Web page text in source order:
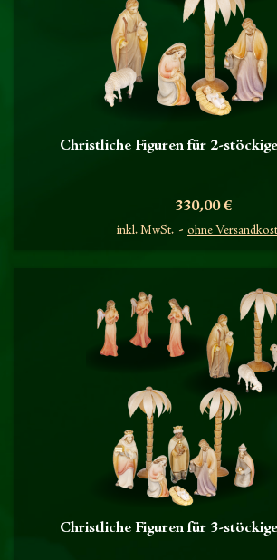
Christliche Figuren für 2-
Preis
330,00 €
inkl. MwSt. ohne
Christliche Figuren für 3-